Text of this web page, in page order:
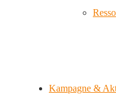
Kampagne &